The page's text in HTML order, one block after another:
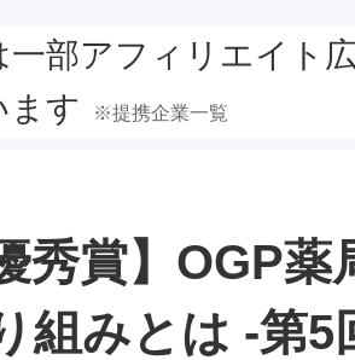
一部アフィリエイト
ます
※提携企業一覧
秀賞】OGP薬
組みとは -第5